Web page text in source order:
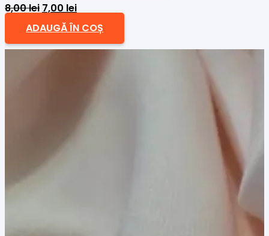
8,00lei Prețul
inițial
a
7,00 leiPrețul
curent
este:
ADAUGĂ ÎN COȘ